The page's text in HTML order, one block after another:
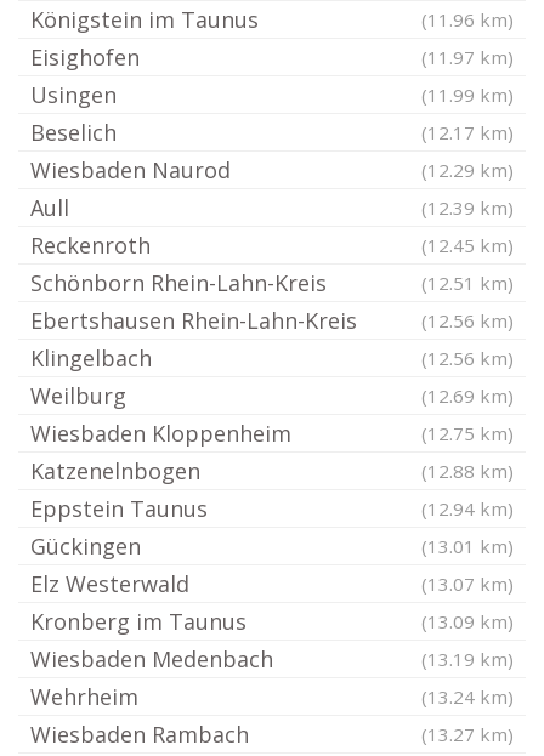
Königstein im Taunus (11.96 km)
Eisighofen (11.97 km)
Usingen (11.99 km)
Beselich (12.17 km)
Wiesbaden Naurod (12.29 km)
Aull (12.39 km)
Reckenroth (12.45 km)
Schönborn Rhein-Lahn-Kreis (12.51 km)
Ebertshausen Rhein-Lahn-Kreis (12.56 km)
Klingelbach (12.56 km)
Weilburg (12.69 km)
Wiesbaden Kloppenheim (12.75 km)
Katzenelnbogen (12.88 km)
Eppstein Taunus (12.94 km)
Gückingen (13.01 km)
Elz Westerwald (13.07 km)
Kronberg im Taunus (13.09 km)
Wiesbaden Medenbach (13.19 km)
Wehrheim (13.24 km)
Wiesbaden Rambach (13.27 km)